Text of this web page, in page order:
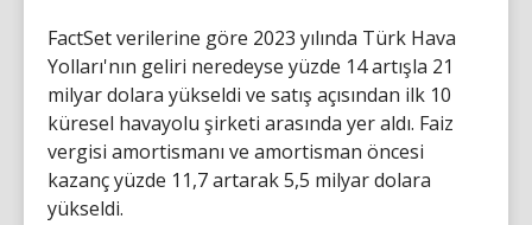
FactSet verilerine göre 2023 yılında Türk Hava
Yolları'nın geliri neredeyse yüzde 14 artışla 21
milyar dolara yükseldi ve satış açısından ilk 10
küresel havayolu şirketi arasında yer aldı. Faiz
vergisi amortismanı ve amortisman öncesi
kazanç yüzde 11,7 artarak 5,5 milyar dolara
yükseldi.